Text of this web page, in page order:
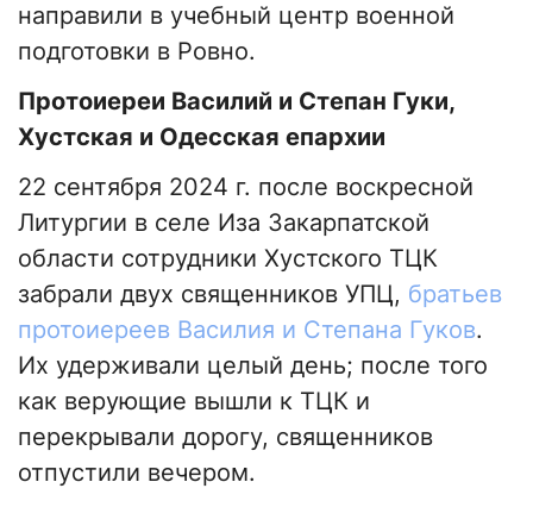
направили в учебный центр военной
подготовки в Ровно.
Протоиереи Василий и Степан Гуки,
Хустская и Одесская епархии
22 сентября 2024 г. после воскресной
Литургии в селе Иза Закарпатской
области сотрудники Хустского ТЦК
забрали двух священников УПЦ, братьев
протоиереев Василия и Степана Гуков.
Их удерживали целый день; после того
как верующие вышли к ТЦК и
перекрывали дорогу, священников
отпустили вечером.